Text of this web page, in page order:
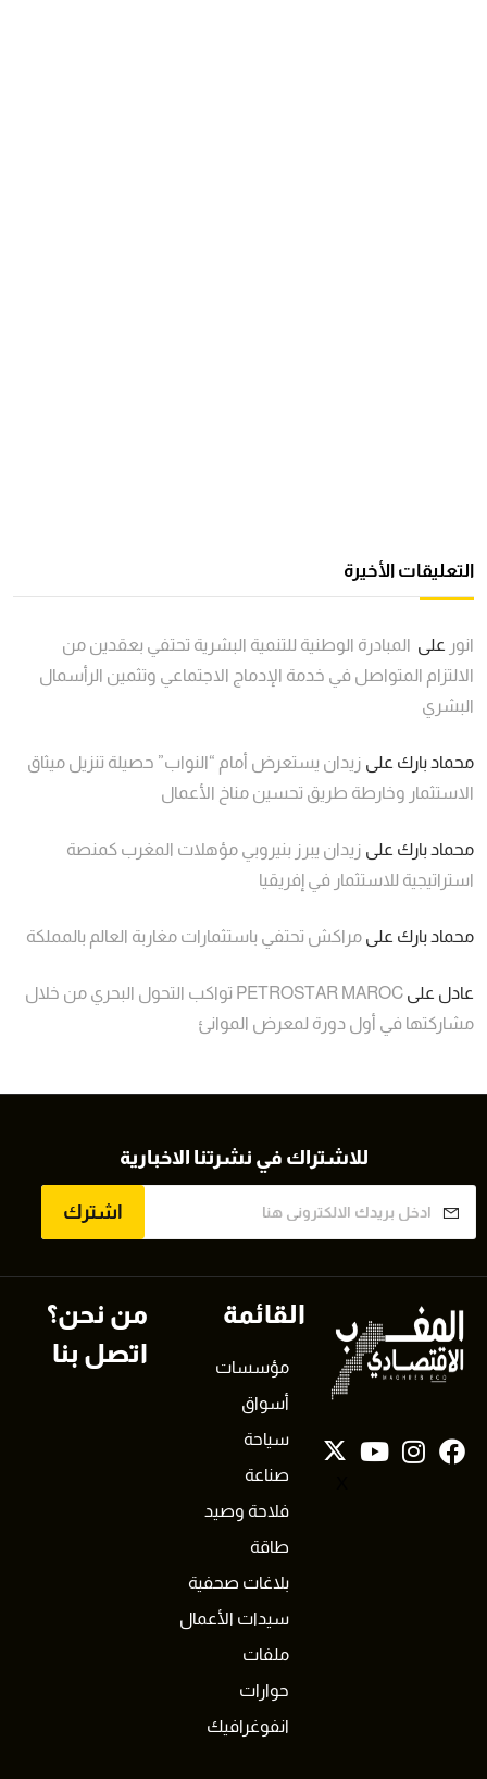
التعليقات الأخيرة
انور على المبادرة الوطنية للتنمية البشرية تحتفي بعقدين من
الالتزام المتواصل في خدمة الإدماج الاجتماعي وتثمين الرأسمال
البشري
محماد بارك على زيدان يستعرض أمام “النواب” حصيلة تنزيل ميثاق
الاستثمار وخارطة طريق تحسين مناخ الأعمال
محماد بارك على زيدان يبرز بنيروبي مؤهلات المغرب كمنصة
استراتيجية للاستثمار في إفريقيا
محماد بارك على مراكش تحتفي باستثمارات مغاربة العالم بالمملكة
عادل على
PETROSTAR MAROC تواكب التحول البحري من خلال
مشاركتها في أول دورة لمعرض الموانئ
للاشتراك في نشرتنا الاخبارية
اشترك
القائمة
مؤسسات
أسواق
سياحة
صناعة
فلاحة وصيد
طاقة
بلاغات صحفية
سيدات الأعمال
ملفات
حوارات
انفوغرافيك
من نحن؟
اتصل بنا